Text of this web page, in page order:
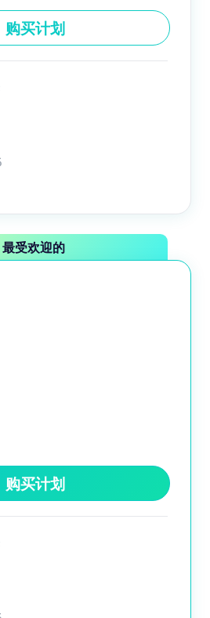
购买计划
购买计划
最受欢迎的